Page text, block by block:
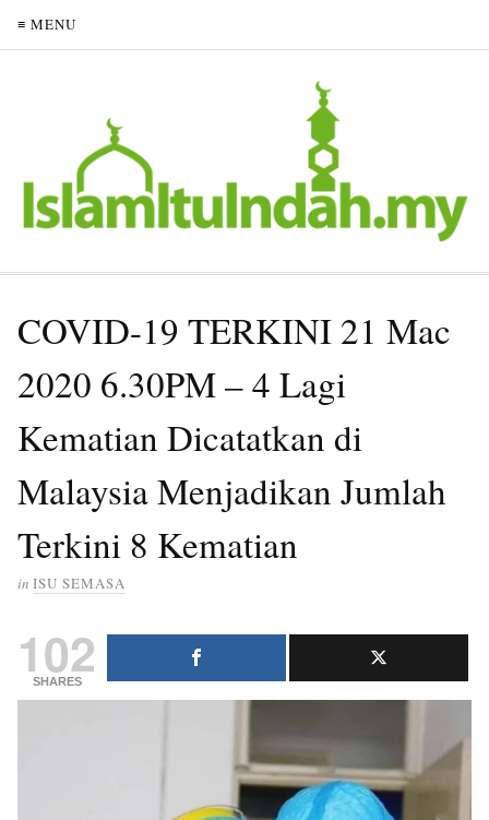
≡ MENU
COVID-19 TERKINI 21 Mac
2020 6.30PM – 4 Lagi
Kematian Dicatatkan di
Malaysia Menjadikan Jumlah
Terkini 8 Kematian
in ISU SEMASA
102
SHARES